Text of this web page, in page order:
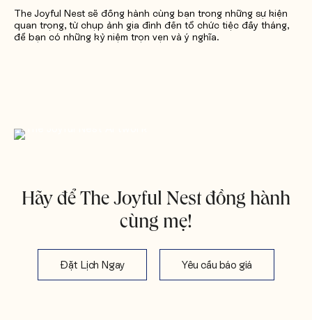
The Joyful Nest sẽ đồng hành cùng bạn trong những sự kiện
quan trọng, từ chụp ảnh gia đình đến tổ chức tiệc đầy tháng,
để bạn có những kỷ niệm trọn vẹn và ý nghĩa.
Hãy để The Joyful Nest đồng hành
cùng mẹ!
Đặt Lịch Ngay Yêu cầu báo giá